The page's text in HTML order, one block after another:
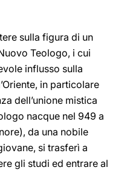
sulla figura di un
Teologo, i cui
influsso sulla
in particolare
dell’unione mistica
nacque nel 949 a
da una nobile
si trasferì a
gli studi ed entrare al